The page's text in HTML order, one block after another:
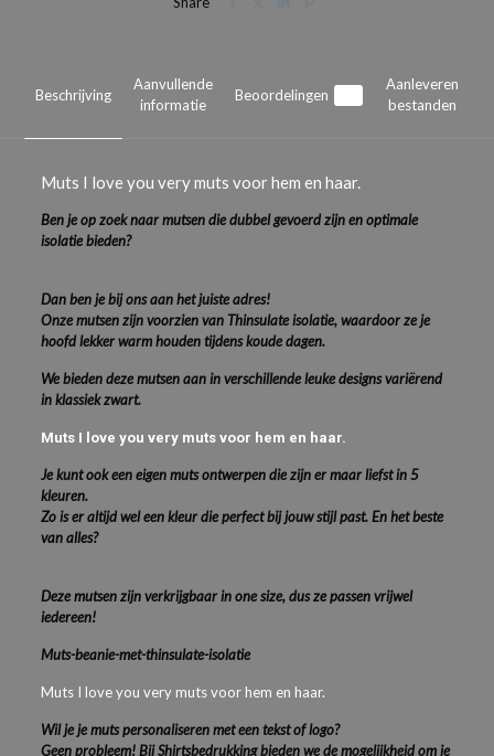
Beschrijving
Aanvullende
informatie
Beoordelingen
Aanleveren
bestanden
Muts I love you very muts voor hem en haar.
Ben je op zoek naar mutsen die dubbel gevoerd zijn en optimale
isolatie bieden?
Dan ben je bij ons aan het juiste adres!
Onze mutsen zijn voorzien van Thinsulate isolatie, waardoor ze je
hoofd lekker warm houden tijdens koude dagen.
We bieden deze mutsen aan in verschillende leuke designs variërend
in klassiek zwart.
Muts I love you very muts voor hem en haar.
Je kunt ook een eigen muts ontwerpen die zijn er maar liefst in 5
kleuren.
Zo is er altijd wel een kleur die perfect bij jouw stijl past. En het beste
van alles?
Deze mutsen zijn verkrijgbaar in one size, dus ze passen vrijwel
iedereen!
Muts-beanie-met-thinsulate-isolatie
Muts I love you very muts voor hem en haar.
Wil je je muts personaliseren met een tekst of logo?
Geen probleem! Bij Shirtsbedrukking bieden we de mogelijkheid om je